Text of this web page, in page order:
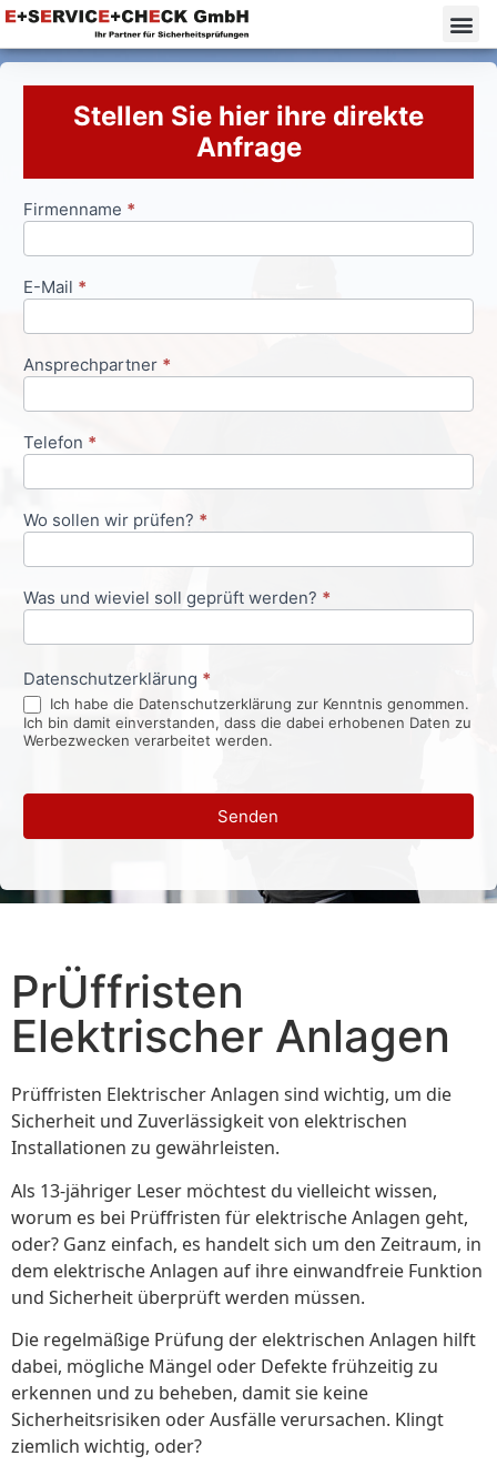
Stellen Sie hier ihre direkte
Anfrage
Anfrageformular
Firmenname *
E-Mail *
Ansprechpartner *
Telefon *
Wo sollen wir prüfen? *
Was und wieviel soll geprüft werden? *
Datenschutzerklärung *
Ich habe die Datenschutzerklärung zur Kenntnis genommen.
Ich bin damit einverstanden, dass die dabei erhobenen Daten zu
Werbezwecken verarbeitet werden.
Senden
PrÜffristen
Elektrischer Anlagen
Prüffristen Elektrischer Anlagen sind wichtig, um die
Sicherheit und Zuverlässigkeit von elektrischen
Installationen zu gewährleisten.
Als 13-jähriger Leser möchtest du vielleicht wissen,
worum es bei Prüffristen für elektrische Anlagen geht,
oder? Ganz einfach, es handelt sich um den Zeitraum, in
dem elektrische Anlagen auf ihre einwandfreie Funktion
und Sicherheit überprüft werden müssen.
Die regelmäßige Prüfung der elektrischen Anlagen hilft
dabei, mögliche Mängel oder Defekte frühzeitig zu
erkennen und zu beheben, damit sie keine
Sicherheitsrisiken oder Ausfälle verursachen. Klingt
ziemlich wichtig, oder?